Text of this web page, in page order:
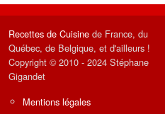
Recettes de Cuisine de France, du
Québec, de Belgique, et d'ailleurs !
Copyright © 2010 - 2024 Stéphane
Gigandet
Mentions légales